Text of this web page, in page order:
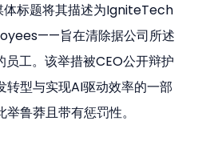
标题将其描述为IgniteTech
旨在清除据公司所述
员工。该举措被CEO公开辩护
转型与实现AI驱动效率的一部
鲁莽且带有惩罚性。